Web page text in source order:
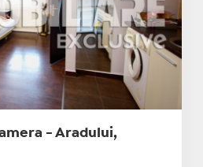
- Aradului,